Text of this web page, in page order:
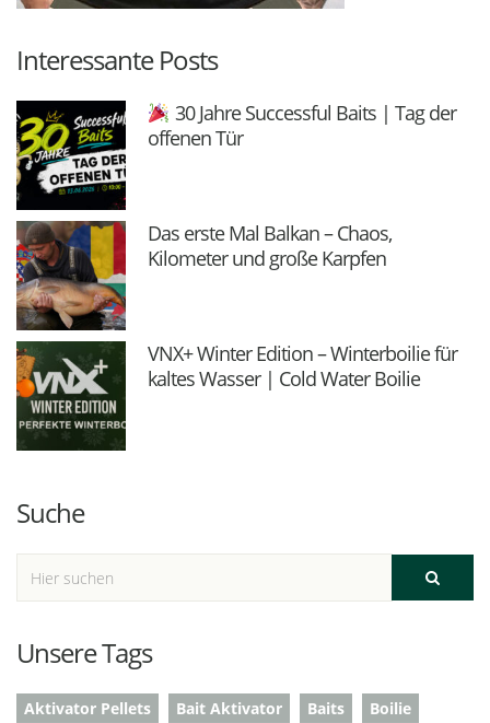
Interessante Posts
30 Jahre Successful Baits | Tag der
offenen Tür
Das erste Mal Balkan – Chaos,
Kilometer und große Karpfen
VNX+ Winter Edition – Winterboilie für
kaltes Wasser | Cold Water Boilie
Suche
Unsere Tags
Aktivator Pellets Bait Aktivator Baits
Boilie